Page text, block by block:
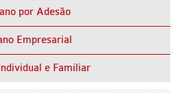
EMPRESARIAL
EMPRESARIAL
por Adesão
Empresarial
e Familiar